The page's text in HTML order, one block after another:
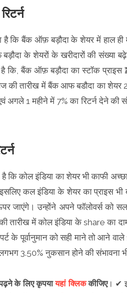
है कि बैंक ऑफ़ बड़ौदा के शेयर में हाल
के शेयरों के खरीदारों की संख्या
है कि, बैंक ऑफ़ बड़ौदा का स्टॉक
की तारीख में बैंक आफ बडौदा का शेयर
अगले 1 महीने में 7% का रिटर्न देने की
है कि कोल इंडिया का शेयर भी काफी
कल इंडिया के शेयर का प्राइस भी
उन्होंने अपने फॉलोवर्स को
तारीख में कोल इंडिया के share का
के पूर्वानुमान को सही माने तो आने
3.50% नुकसान होने की संभावना
के लिए कृपयायहां क्लिककीजिए। ✔